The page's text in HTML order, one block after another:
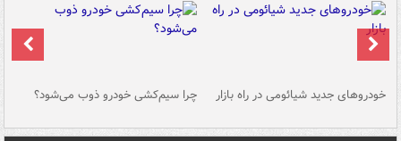
خودروهای جدید شیائومی در راه بازار چرا سیم‌کشی خودرو ذوب می‌شود؟